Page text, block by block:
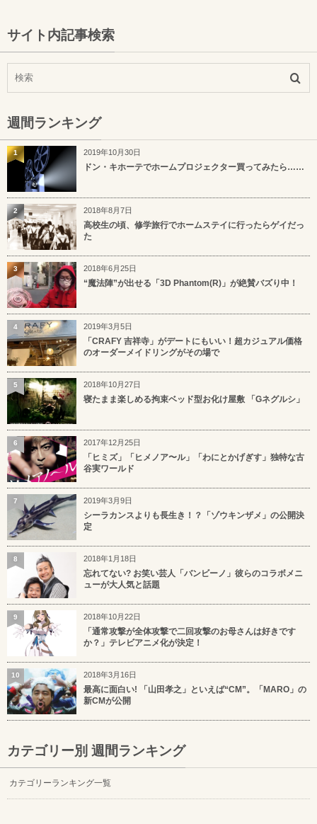
サイト内記事検索
週間ランキング
2019年10月30日
ドン・キホーテでホームプロジェクター買ってみたら……
1
2018年8月7日
高校生の頃、修学旅行でホームステイに行ったらゲイだっ
た
2
2018年6月25日
“魔法陣”が出せる「3D Phantom(R)」が絶賛バズり中！
3
2019年3月5日
「CRAFY 吉祥寺」がデートにもいい！超カジュアル価格
のオーダーメイドリングがその場で
4
2018年10月27日
寝たまま楽しめる拘束ベッド型お化け屋敷 「Gネグルシ」
5
2017年12月25日
「ヒミズ」「ヒメノア〜ル」「わにとかげぎす」独特な古
谷実ワールド
6
2019年3月9日
シーラカンスよりも長生き！？「ゾウキンザメ」の公開決
定
7
2018年1月18日
忘れてない? お笑い芸人「バンビーノ」彼らのコラボメニ
ューが大人気と話題
8
2018年10月22日
「通常攻撃が全体攻撃で二回攻撃のお母さんは好きです
か？」テレビアニメ化が決定！
9
2018年3月16日
最高に面白い! 「山田孝之」といえば“CM”。「MARO」の
新CMが公開
10
カテゴリー別 週間ランキング
カテゴリーランキング一覧